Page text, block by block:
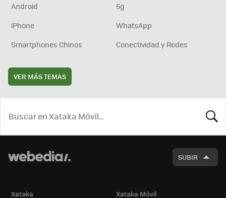
Android
5g
iPhone
WhatsApp
Smartphones Chinos
Conectividad y Redes
VER MÁS TEMAS
SUBIR
Xataka Xataka Móvil